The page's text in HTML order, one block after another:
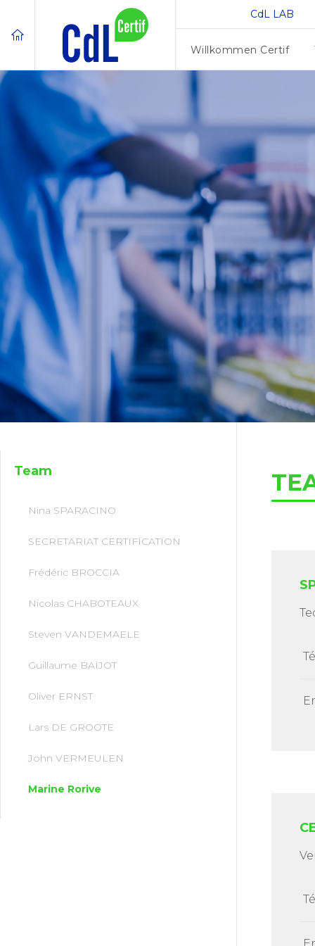
CdL LAB
Willkommen Certif
Team
Nina SPARACINO
SECRETARIAT CERTIFICATION
Frédéric BROCCIA
Nicolas CHABOTEAUX
Steven VANDEMAELE
Guillaume BAIJOT
Oliver ERNST
Lars DE GROOTE
John VERMEULEN
Marine Rorive